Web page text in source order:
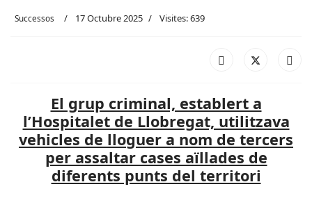
Successos 17 Octubre 2025 Visites: 639
El grup criminal, establert a
l’Hospitalet de Llobregat, utilitzava
vehicles de lloguer a nom de tercers
per assaltar cases aïllades de
diferents punts del territori